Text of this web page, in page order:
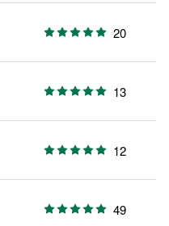
20
13
12
49